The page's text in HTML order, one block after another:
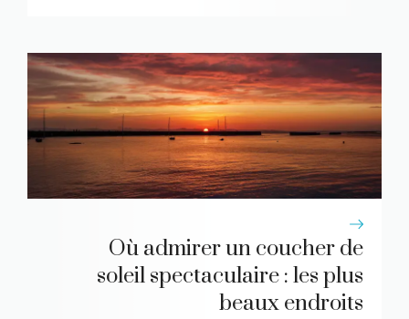
Où admirer un coucher de
soleil spectaculaire : les plus
beaux endroits